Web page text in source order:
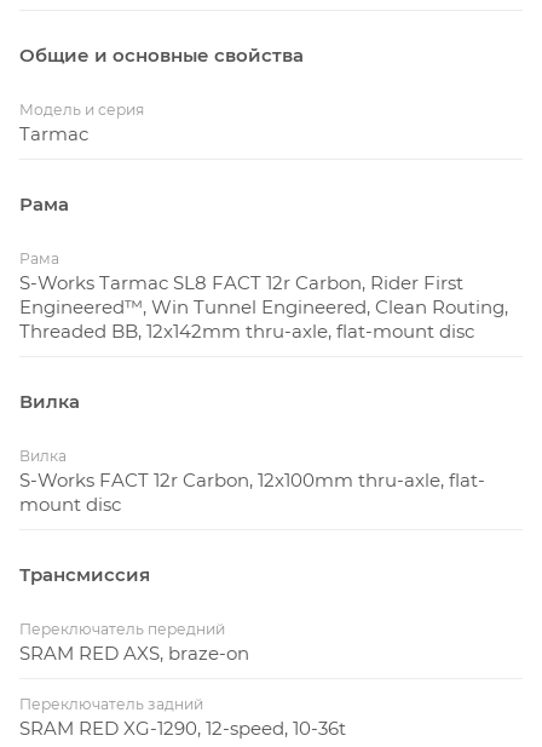
Общие и основные свойства
Модель и серия
Tarmac
Рама
Рама
S-Works Tarmac SL8 FACT 12r Carbon, Rider First
Engineered™, Win Tunnel Engineered, Clean Routing,
Threaded BB, 12x142mm thru-axle, flat-mount disc
Вилка
Вилка
S-Works FACT 12r Carbon, 12x100mm thru-axle, flat-
mount disc
Трансмиссия
Переключатель передний
SRAM RED AXS, braze-on
Переключатель задний
SRAM RED XG-1290, 12-speed, 10-36t